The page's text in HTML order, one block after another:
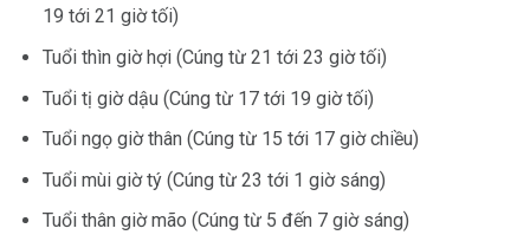
19 tới 21 giờ tối)
Tuổi thìn giờ hợi (Cúng từ 21 tới 23 giờ tối)
Tuổi tị giờ dậu (Cúng từ 17 tới 19 giờ tối)
Tuổi ngọ giờ thân (Cúng từ 15 tới 17 giờ chiều)
Tuổi mùi giờ tý (Cúng từ 23 tới 1 giờ sáng)
Tuổi thân giờ mão (Cúng từ 5 đến 7 giờ sáng)